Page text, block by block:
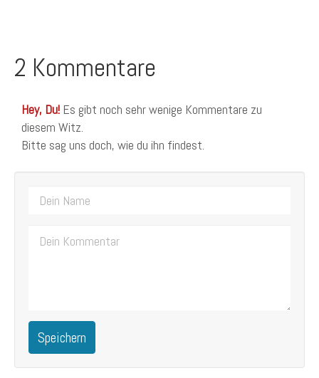
2 Kommentare
Hey, Du! Es gibt noch sehr wenige Kommentare zu
diesem Witz.
Bitte sag uns doch, wie du ihn findest.
Speichern